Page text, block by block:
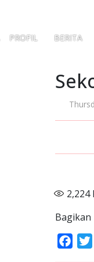
PROFIL BERITA
2,224
Bagikan